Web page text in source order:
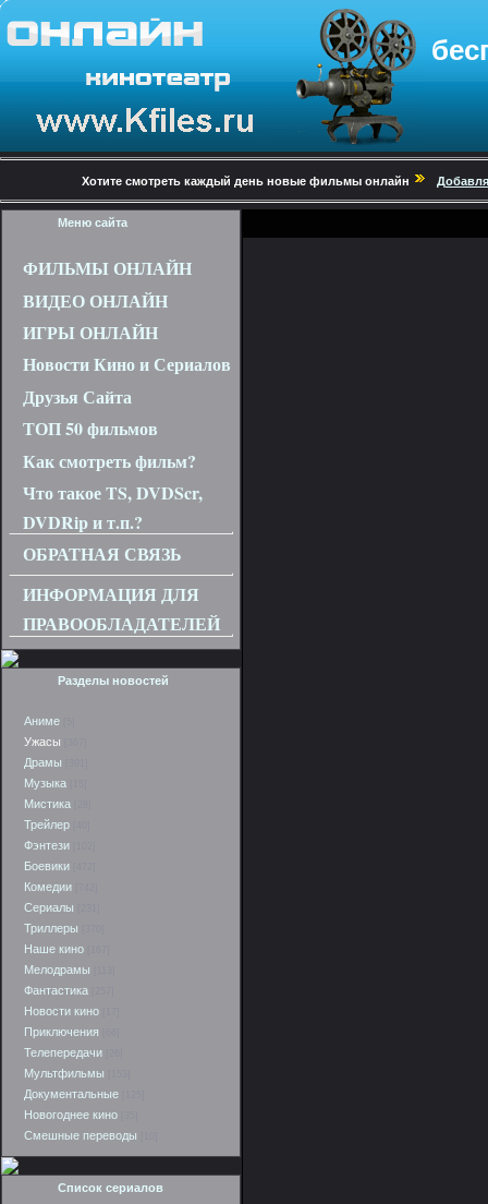
Хотите смотреть каждый день новые фильмы онлайн
Меню сайта
ФИЛЬМЫ ОНЛАЙН
ВИДЕО ОНЛАЙН
ИГРЫ ОНЛАЙН
Новости Кино и Сериалов
Друзья Сайта
ТОП 50 фильмов
Как смотреть фильм?
Что такое TS, DVDScr,
DVDRip и т.п.?
ОБРАТНАЯ СВЯЗЬ
ИНФОРМАЦИЯ ДЛЯ
ПРАВООБЛАДАТЕЛЕЙ
Разделы новостей
Аниме
Ужасы
Драмы
Музыка
Мистика
Трейлер
Фэнтези
Боевики
Комедии
Сериалы
Триллеры
Наше кино
Мелодрамы
Фантастика
Новости кино
Приключения
Телепередачи
Мультфильмы
Документальные
Новогоднее кино
Смешные переводы
Список сериалов